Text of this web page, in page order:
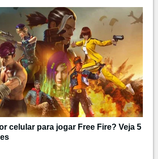
celular para jogar Free Fire? Veja 5